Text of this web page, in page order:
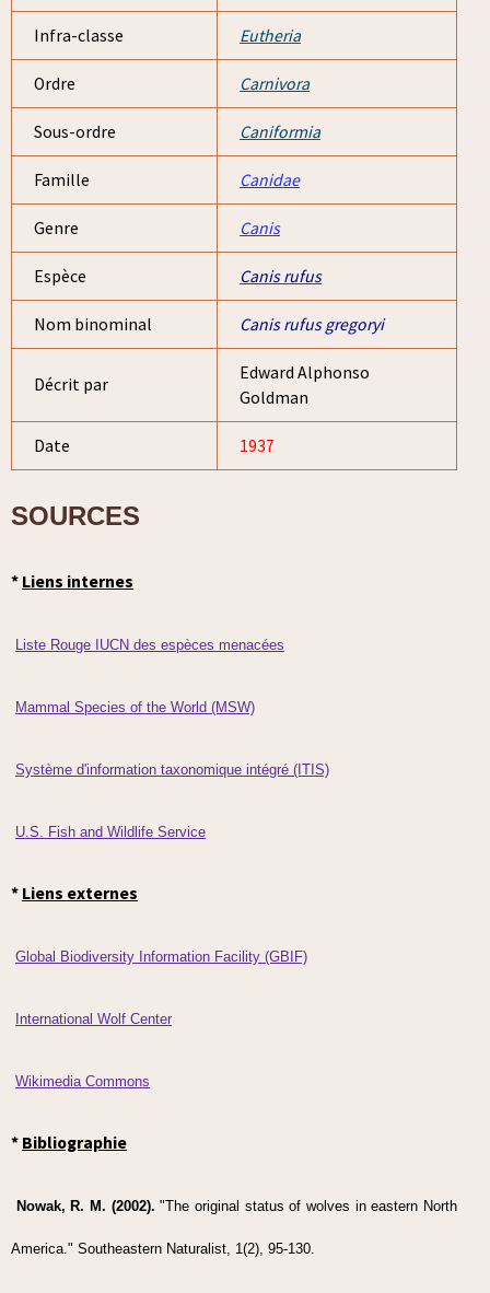
Infra-classe Eutheria
Ordre Carnivora
Sous-ordre Caniformia
Famille Canidae
Genre Canis
Espèce Canis rufus
Nom binominal Canis rufus gregoryi
Décrit par
Edward Alphonso
Goldman
Date 1937
SOURCES
* Liens internes
Liste Rouge IUCN des espèces menacées
Mammal Species of the World (MSW)
Système d'information taxonomique intégré (ITIS)
U.S. Fish and Wildlife Service
* Liens externes
Global Biodiversity Information Facility (GBIF)
International Wolf Center
Wikimedia Commons
* Bibliographie
Nowak, R. M. (2002). "The original status of wolves in eastern North
America." Southeastern Naturalist, 1(2), 95-130.